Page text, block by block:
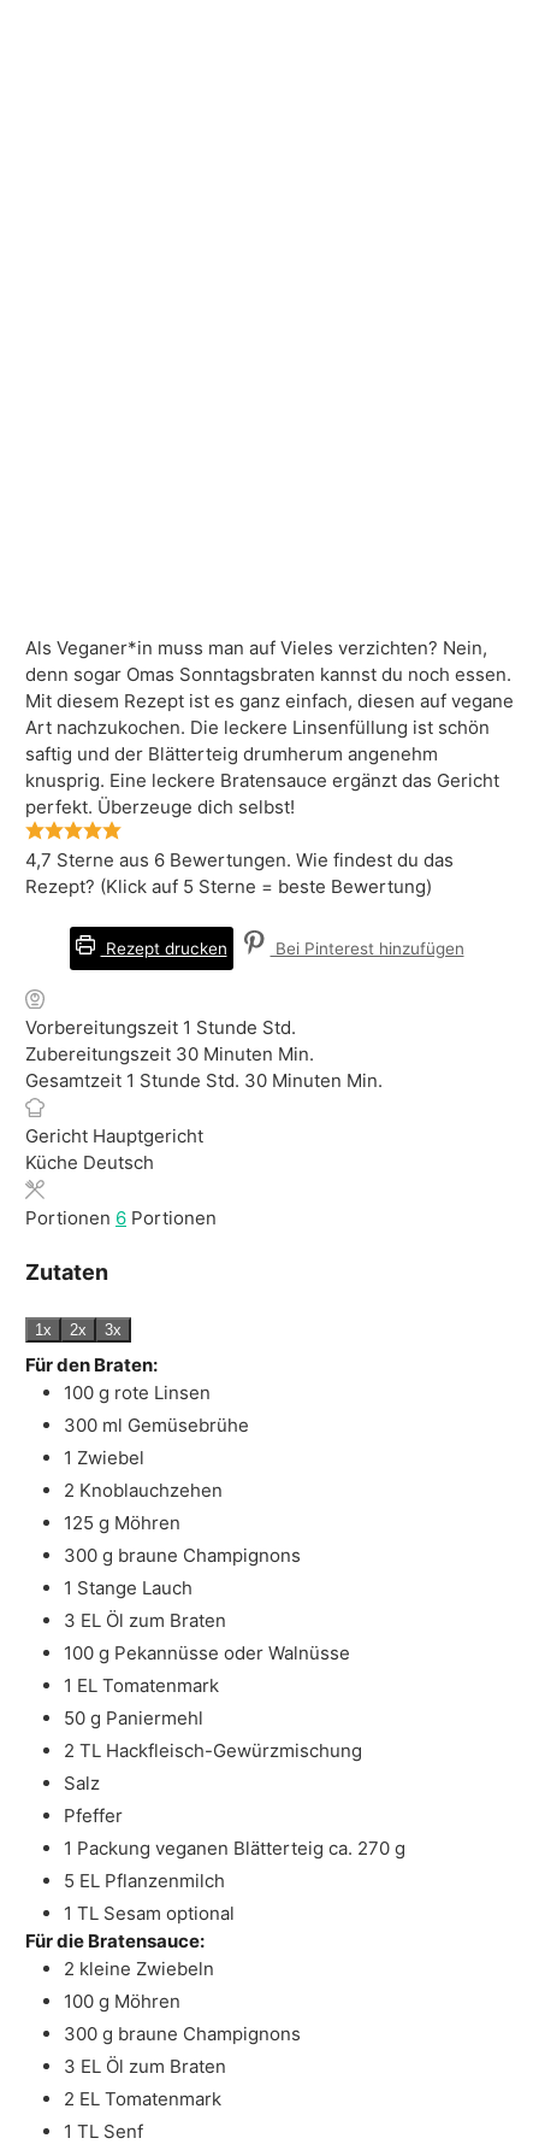
Als Veganer*in muss man auf Vieles verzichten? Nein,
denn sogar Omas Sonntagsbraten kannst du noch essen.
Mit diesem Rezept ist es ganz einfach, diesen auf vegane
Art nachzukochen. Die leckere Linsenfüllung ist schön
saftig und der Blätterteig drumherum angenehm
knusprig. Eine leckere Bratensauce ergänzt das Gericht
perfekt. Überzeuge dich selbst!
4,7 Sterne aus 6 Bewertungen. Wie findest du das
Rezept? (Klick auf 5 Sterne = beste Bewertung)
Rezept drucken Bei Pinterest hinzufügen
Vorbereitungszeit 1 Stunde Std.
Zubereitungszeit 30 Minuten Min.
Gesamtzeit 1 Stunde Std. 30 Minuten Min.
Gericht Hauptgericht
Küche Deutsch
Portionen 6 Portionen
Zutaten
1x 2x 3x
Für den Braten:
100 g rote Linsen
300 ml Gemüsebrühe
1 Zwiebel
2 Knoblauchzehen
125 g Möhren
300 g braune Champignons
1 Stange Lauch
3 EL Öl zum Braten
100 g Pekannüsse oder Walnüsse
1 EL Tomatenmark
50 g Paniermehl
2 TL Hackfleisch-Gewürzmischung
Salz
Pfeffer
1 Packung veganen Blätterteig ca. 270 g
5 EL Pflanzenmilch
1 TL Sesam optional
Für die Bratensauce:
2 kleine Zwiebeln
100 g Möhren
300 g braune Champignons
3 EL Öl zum Braten
2 EL Tomatenmark
1 TL Senf